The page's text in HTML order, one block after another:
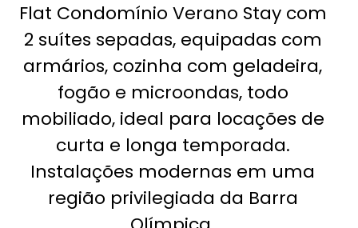
Flat Condomínio Verano Stay com
2 suítes sepadas, equipadas com
armários, cozinha com geladeira,
fogão e microondas, todo
mobiliado, ideal para locações de
curta e longa temporada.
Instalações modernas em uma
região privilegiada da Barra